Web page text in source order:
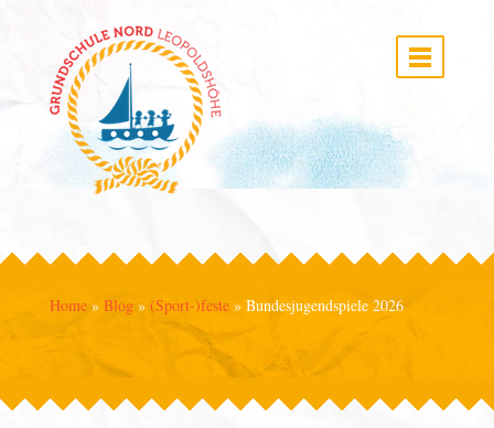
Home » Blog » (Sport-)feste » Bundesjugendspiele 2026